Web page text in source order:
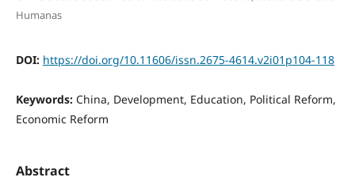
Humanas
DOI: https://doi.org/10.11606/issn.2675-4614.v2i01p104-118
Keywords: China, Development, Education, Political Reform,
Economic Reform
Abstract